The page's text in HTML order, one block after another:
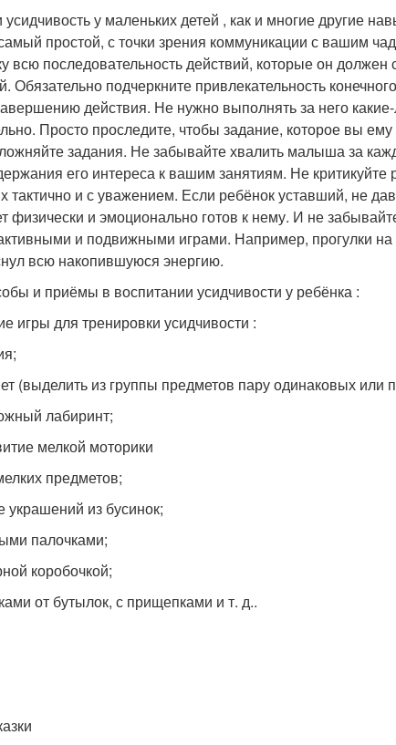
усидчивость у маленьких детей , как и многие другие
простой, с точки зрения коммуникации с вашим
всю последовательность действий, которые он должен
Обязательно подчеркните привлекательность
действия. Не нужно выполнять за него
Просто проследите, чтобы задание, которое вы
задания. Не забывайте хвалить малыша за
его интереса к вашим занятиям. Не
тактично и с уважением. Если ребёнок уставший, не
физически и эмоционально готов к нему. И не
и подвижными играми. Например, прогулки на
всю накопившуюся энергию.
и приёмы в воспитании усидчивости у ребёнка :
игры для тренировки усидчивости :
(выделить из группы предметов пару одинаковых или
лабиринт;
мелкой моторики
предметов;
украшений из бусинок;
палочками;
коробочкой;
от бутылок, с прищепками и т. д..